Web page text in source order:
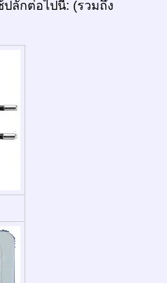
ปลั๊กต่อไปนี้: (รวมถึง